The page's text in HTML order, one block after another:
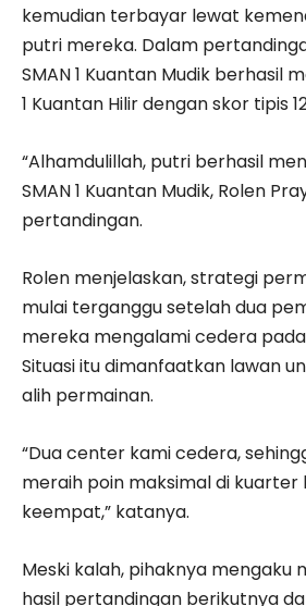
kemudian terbayar lewat
putri mereka. Dalam
SMAN 1 Kuantan Mudik berhasil
1 Kuantan Hilir dengan skor tipis
“Alhamdulillah, putri berhasil
SMAN 1 Kuantan Mudik, Rolen
pertandingan.
Rolen menjelaskan, strategi
mulai terganggu setelah dua
mereka mengalami cedera
Situasi itu dimanfaatkan lawan
alih permainan.
“Dua center kami cedera,
meraih poin maksimal di kuarter
keempat,” katanya.
Meski kalah, pihaknya mengaku
hasil pertandingan berikutnya